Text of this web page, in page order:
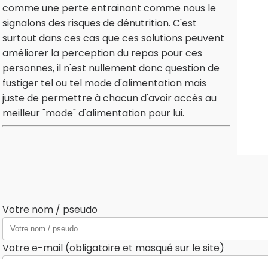
comme une perte entrainant comme nous le
signalons des risques de dénutrition. C'est
surtout dans ces cas que ces solutions peuvent
améliorer la perception du repas pour ces
personnes, il n'est nullement donc question de
fustiger tel ou tel mode d'alimentation mais
juste de permettre à chacun d'avoir accès au
meilleur "mode" d'alimentation pour lui.
Votre nom / pseudo
Votre e-mail (obligatoire et masqué sur le site)